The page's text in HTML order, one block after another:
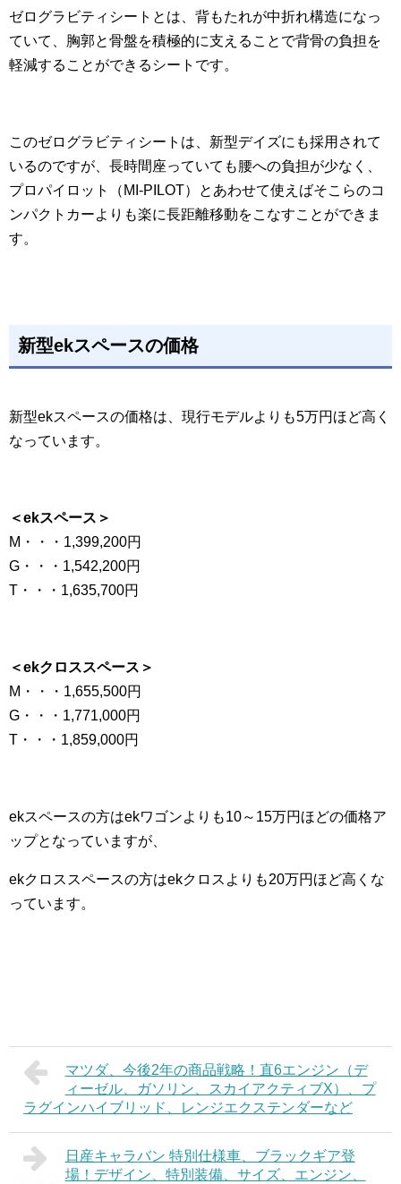
ゼログラビティシートとは、背もたれが中折れ構造になっ
ていて、胸郭と骨盤を積極的に支えることで背骨の負担を
軽減することができるシートです。
このゼログラビティシートは、新型デイズにも採用されて
いるのですが、長時間座っていても腰への負担が少なく、
プロパイロット（MI-PILOT）とあわせて使えばそこらのコ
ンパクトカーよりも楽に長距離移動をこなすことができま
す。
新型ekスペースの価格
新型ekスペースの価格は、現行モデルよりも5万円ほど高く
なっています。
＜ekスペース＞
M・・・1,399,200円
G・・・1,542,200円
T・・・1,635,700円
＜ekクロススペース＞
M・・・1,655,500円
G・・・1,771,000円
T・・・1,859,000円
ekスペースの方はekワゴンよりも10～15万円ほどの価格ア
ップとなっていますが、
ekクロススペースの方はekクロスよりも20万円ほど高くな
っています。
マツダ、今後2年の商品戦略！直6エンジン（デ
ィーゼル、ガソリン、スカイアクティブX）、プ
ラグインハイブリッド、レンジエクステンダーなど
日産キャラバン 特別仕様車、ブラックギア登
場！デザイン、特別装備、サイズ、エンジン、